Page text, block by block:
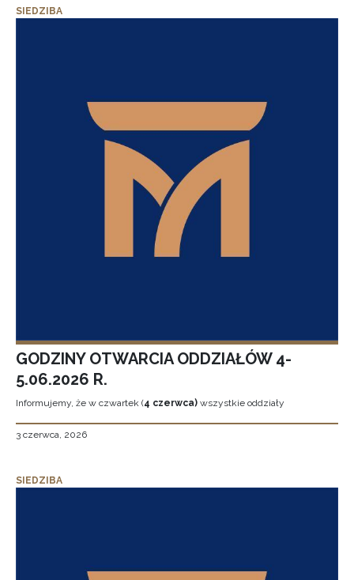
SIEDZIBA
GODZINY OTWARCIA ODDZIAŁÓW 4-
5.06.2026 R.
Informujemy, że w czwartek (4 czerwca) wszystkie oddziały
3 czerwca, 2026
SIEDZIBA